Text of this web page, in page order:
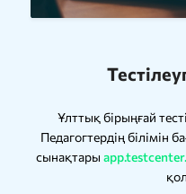
Ұлттық бірыңғай
Педагогтердің білімін
сынақтары